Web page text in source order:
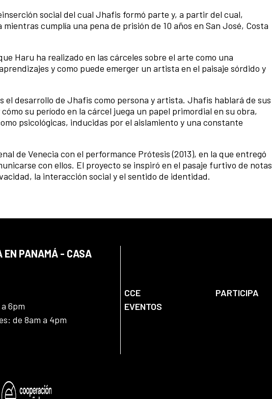
social del cual Jhafis formó parte y, a partir del cual,
cumplía una pena de prisión de 10 años en San José, Costa
Haru ha realizado en las cárceles sobre el arte como una
y como puede emerger un artista en el paisaje sórdido y
el desarrollo de Jhafis como persona y artista. Jhafis hablará de sus
su período en la cárcel juega un papel primordial en su obra,
psicológicas, inducidas por el aislamiento y una constante
de Venecia con el performance Prótesis (2013), en la que entregó
con ellos. El proyecto se inspiró en el pasaje furtivo de notas
la interacción social y el sentido de identidad.
EN PANAMÁ - CASA
6pm
de 8am a 4pm
CCE PARTICIPA
EVENTOS